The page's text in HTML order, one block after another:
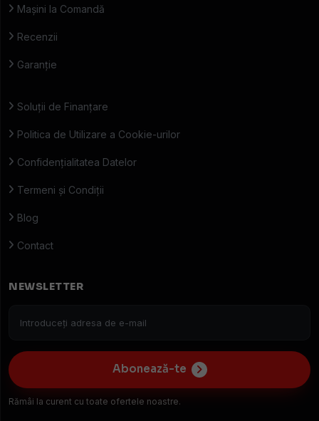
Mașini la Comandă
Recenzii
Garanție
Soluții de Finanțare
Politica de Utilizare a Cookie-urilor
Confidențialitatea Datelor
Termeni și Condiții
Blog
Contact
NEWSLETTER
Abonează-te
Rămâi la curent cu toate ofertele noastre.